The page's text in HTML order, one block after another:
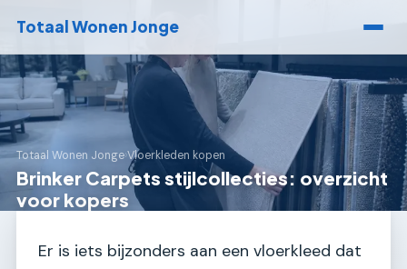
Totaal Wonen Jonge
Totaal Wonen Jonge›Vloerkleden kopen
Brinker Carpets stijlcollecties: overzicht
voor kopers
Er is iets bijzonders aan een vloerkleed dat